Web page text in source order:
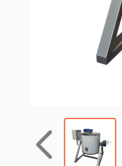
Назад